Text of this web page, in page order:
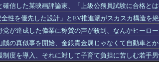
んだけどE5甲で使うために育てる価...
つあるよな → 「どうせアメリカは...
金受給対象？おかしいだろ！」政府の...
子小学生をめちゃくちゃにヤってしま...
ーツドリンクやゼリー飲料持参も
確信した某映画評論家、「上級公務員試験に合格と
全性を優先した設計」とEV推進派がスカスカ構造を
党が達成した偉業に称賛の声が殺到、なんかヒーロ
賊の真似事を開始、金銀貴金属じゃなくて自動車と
制度を導入、それに対して子育て負担に苦しむ若手